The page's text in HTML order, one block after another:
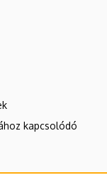
kapcsolódó